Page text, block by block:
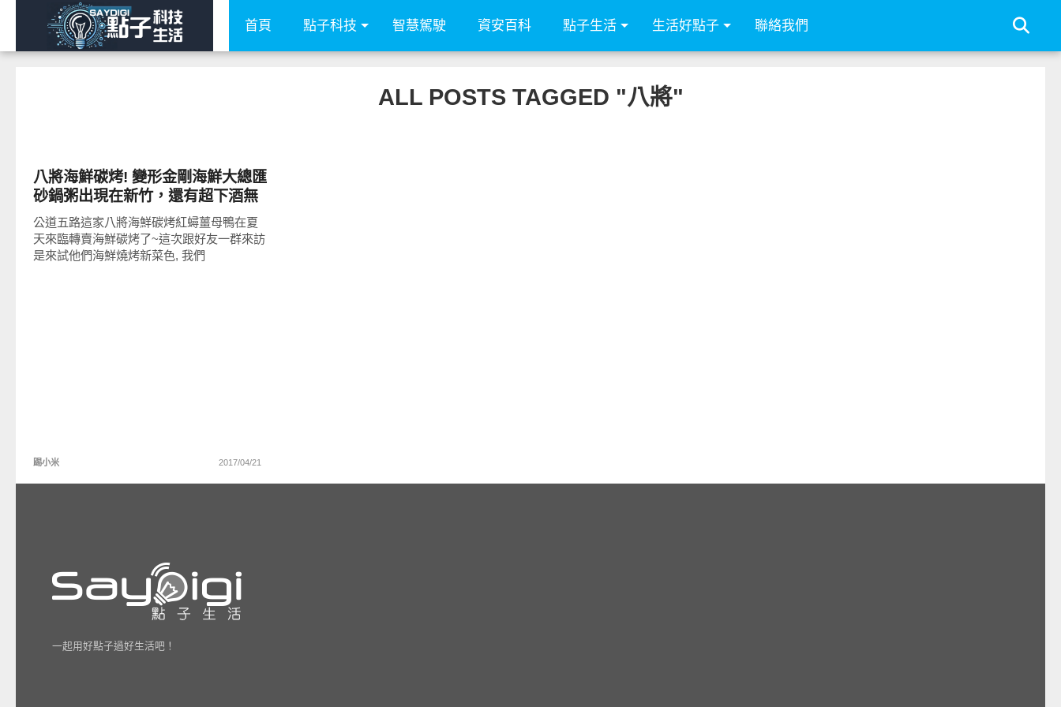
首頁 點子科技 智慧駕駛 資安百科 點子生活 生活好點子 聯絡我們
ALL POSTS TAGGED "八將"
八將海鮮碳烤! 變形金剛海鮮大總匯
砂鍋粥出現在新竹，還有超下酒無
骨串烤白帶魚
公道五路這家八將海鮮碳烤紅蟳薑母鴨在夏
天來臨轉賣海鮮碳烤了~這次跟好友一群來訪
是來試他們海鮮燒烤新菜色, 我們
踢小米 2017/04/21
一起用好點子過好生活吧！